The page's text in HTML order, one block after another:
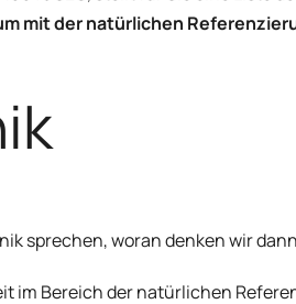
mit der natürlichen
sprechen, woran denken wir
im Bereich der natürlichen